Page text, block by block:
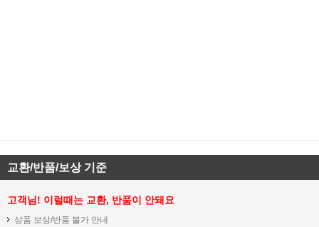
교환/반품/보상 기준
고객님! 이럴때는 교환, 반품이 안돼요
상품 보상/반품 불가 안내